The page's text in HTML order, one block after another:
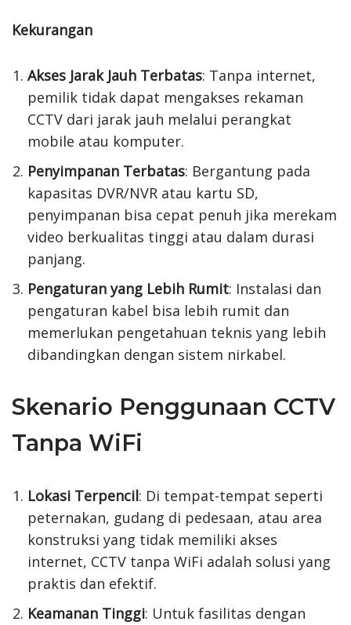
Kekurangan
Akses Jarak Jauh Terbatas: Tanpa internet,
pemilik tidak dapat mengakses rekaman
CCTV dari jarak jauh melalui perangkat
mobile atau komputer.
Penyimpanan Terbatas: Bergantung pada
kapasitas DVR/NVR atau kartu SD,
penyimpanan bisa cepat penuh jika merekam
video berkualitas tinggi atau dalam durasi
panjang.
Pengaturan yang Lebih Rumit: Instalasi dan
pengaturan kabel bisa lebih rumit dan
memerlukan pengetahuan teknis yang lebih
dibandingkan dengan sistem nirkabel.
Skenario Penggunaan CCTV
Tanpa WiFi
Lokasi Terpencil: Di tempat-tempat seperti
peternakan, gudang di pedesaan, atau area
konstruksi yang tidak memiliki akses
internet, CCTV tanpa WiFi adalah solusi yang
praktis dan efektif.
Keamanan Tinggi: Untuk fasilitas dengan